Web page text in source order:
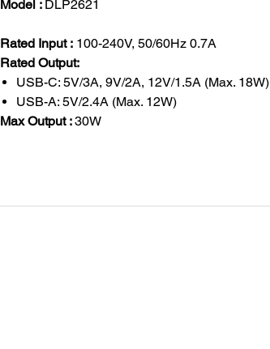
Model : DLP2621
Rated Input : 100-240V, 50/60Hz 0.7A
Rated Output:
USB-C: 5V/3A, 9V/2A, 12V/1.5A (Max. 18W)
USB-A: 5V/2.4A (Max. 12W)
Max Output :30W